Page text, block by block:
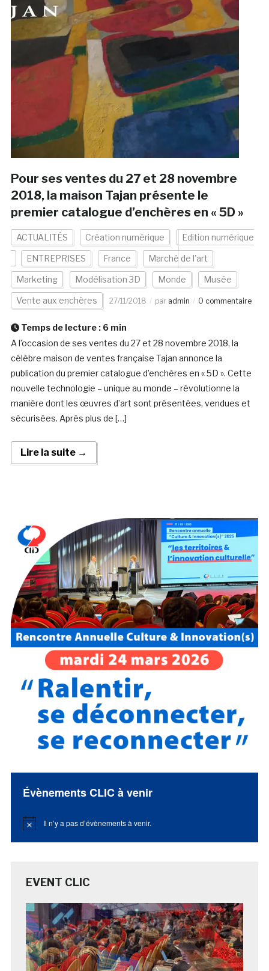
Pour ses ventes du 27 et 28 novembre
2018, la maison Tajan présente le
premier catalogue d’enchères en « 5D »
ACTUALITÉS Création numérique Edition numérique
ENTREPRISES France Marché de l'art
Marketing Modélisation 3D Monde Musée
Vente aux enchères 27/11/2018 par admin 0 commentaire
Temps de lecture : 6 min
A l’occasion de ses ventes du 27 et 28 novembre 2018, la
célèbre maison de ventes française Tajan annonce la
publication du premier catalogue d’enchères en « 5D ». Cette
nouvelle technologie – unique au monde – révolutionne la
manière dont les œuvres d’art sont présentées, vendues et
sécurisées. Après plus de […]
Lire la suite →
Évènements CLIC à venir
Notice Il n’y a pas d’évènements à venir.
EVENT CLIC